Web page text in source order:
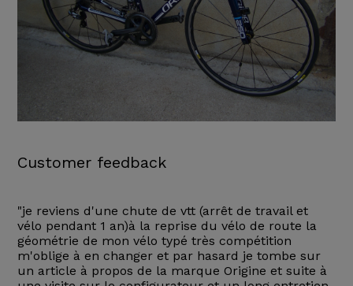
Customer feedback
"je reviens d'une chute de vtt (arrêt de travail et
vélo pendant 1 an)à la reprise du vélo de route la
géométrie de mon vélo typé très compétition
m'oblige à en changer et par hasard je tombe sur
un article à propos de la marque Origine et suite à